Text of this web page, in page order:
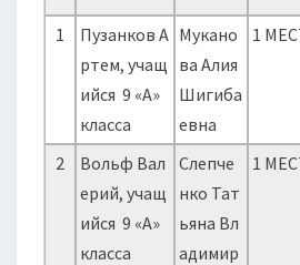
1
Пузанков А
ртем, учащ
ийся 9 «А»
класса
Мукано
ва Алия
Шигиба
евна
1
2
Вольф Вал
ерий, учащ
ийся 9 «А»
класса
Слепче
нко Тат
ьяна Вл
адимир
1